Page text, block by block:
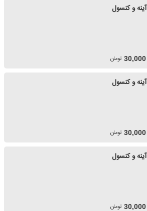
آینه و کنسول
30,000 تومان
آینه و کنسول
30,000 تومان
آینه و کنسول
30,000 تومان